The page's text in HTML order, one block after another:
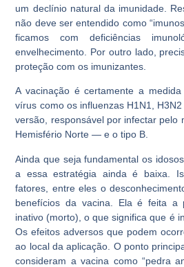
um declínio natural da imunidade.
não deve ser entendido como
ficamos com deficiências
envelhecimento. Por outro lado,
proteção com os imunizantes.
A vacinação é certamente a
vírus como os influenzas H1N1,
versão, responsável por infectar pelo
Hemisfério Norte — e o tipo B.
Ainda que seja fundamental os
a essa estratégia ainda é baixa.
fatores, entre eles o
benefícios da vacina. Ela é feita a
inativo (morto), o que significa que é
Os efeitos adversos que podem
ao local da aplicação. O ponto
consideram a vacina como “pedra